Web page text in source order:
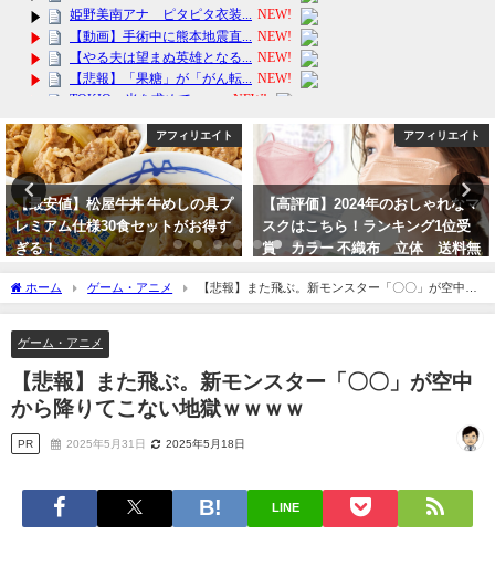
アフィリエイト
【高評価】2024年のおしゃれなマ
スクはこちら！ランキング1位受
賞 カラー 不織布 立体 送料無
料！バーゲンセール
アフィリエイト
【ふるさと納税】箱根町での宿泊
補助券を使って贅沢な温泉旅行を
楽しもう！旅行券 楽天トラベ
ル デートに近場で
ホーム ゲーム・アニメ
【悲報】また飛ぶ。新モンスター「〇〇」が空中か
ら降りてこない地獄ｗｗｗｗ
ゲーム・アニメ
【悲報】また飛ぶ。新モンスター「〇〇」が空中
から降りてこない地獄ｗｗｗｗ
PR 2025年5月31日 2025年5月18日
LINE